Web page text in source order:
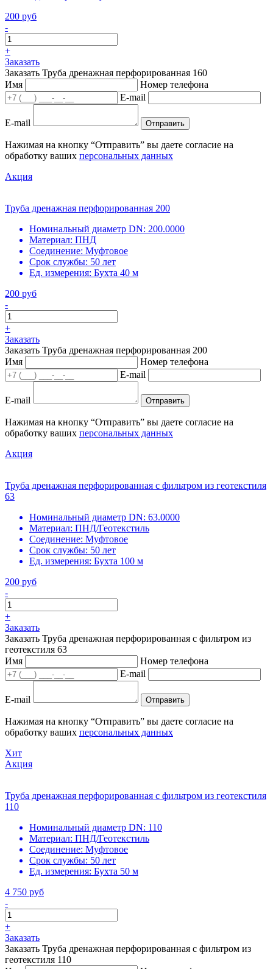
200 руб
-
+
Заказать
Заказать Труба дренажная перфорированная 160
Имя
Номер телефона
E-mail
E-mail Отправить
Нажимая на кнопку “Отправить” вы даете согласие на
обработку ваших персональных данных
Акция
Труба дренажная перфорированная 200
Номинальный диаметр DN: 200.0000
Материал: ПНД
Соединение: Муфтовое
Срок службы: 50 лет
Ед. измерения: Бухта 40 м
200 руб
-
+
Заказать
Заказать Труба дренажная перфорированная 200
Имя
Номер телефона
E-mail
E-mail Отправить
Нажимая на кнопку “Отправить” вы даете согласие на
обработку ваших персональных данных
Акция
Труба дренажная перфорированная с фильтром из геотекстиля
63
Номинальный диаметр DN: 63.0000
Материал: ПНД/Геотекстиль
Соединение: Муфтовое
Срок службы: 50 лет
Ед. измерения: Бухта 100 м
200 руб
-
+
Заказать
Заказать Труба дренажная перфорированная с фильтром из
геотекстиля 63
Имя
Номер телефона
E-mail
E-mail Отправить
Нажимая на кнопку “Отправить” вы даете согласие на
обработку ваших персональных данных
Хит
Акция
Труба дренажная перфорированная с фильтром из геотекстиля
110
Номинальный диаметр DN: 110
Материал: ПНД/Геотекстиль
Соединение: Муфтовое
Срок службы: 50 лет
Ед. измерения: Бухта 50 м
4 750 руб
-
+
Заказать
Заказать Труба дренажная перфорированная с фильтром из
геотекстиля 110